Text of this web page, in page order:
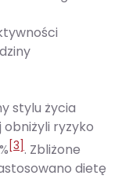
stylu życia
ryzyko
[3] . Zbliżone
dietę